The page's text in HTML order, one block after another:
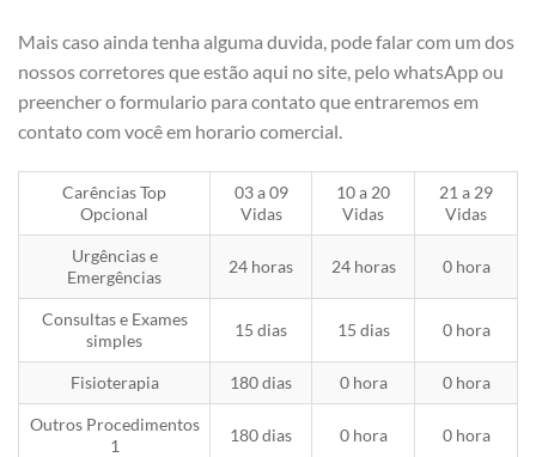
Mais caso ainda tenha alguma duvida, pode falar com um dos
nossos corretores que estão aqui no site, pelo whatsApp ou
preencher o formulario para contato que entraremos em
contato com você em horario comercial.
Carências Top
Opcional
03 a 09
Vidas
10 a 20
Vidas
21 a 29
Vidas
Urgências e
Emergências
24 horas 24 horas 0 hora
Consultas e Exames
simples
15 dias 15 dias 0 hora
Fisioterapia 180 dias 0 hora 0 hora
Outros Procedimentos
1
180 dias 0 hora 0 hora